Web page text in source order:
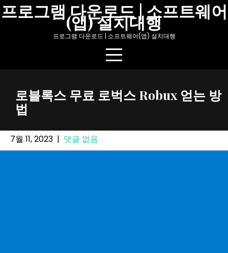
Skip
to
프로그램 다운로드 | 소프트웨어
(앱) 설치대행
프로그램 다운로드 | 소프트웨어(앱) 설치대행
로블록스 무료 로벅스 Robux 얻는 방
법
7월 11, 2023 | 댓글 없음